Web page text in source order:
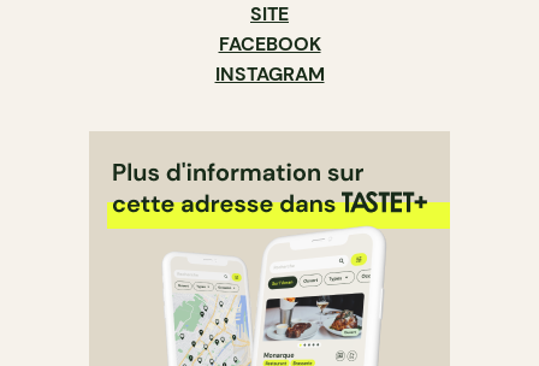
SITE
FACEBOOK
INSTAGRAM